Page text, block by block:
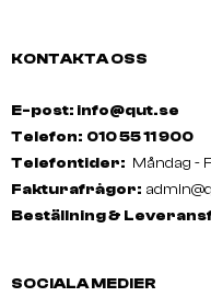
KONTAKTA OSS
E-post: info@qut.se
Telefon: 010 55 11 900
Telefontider: Måndag -
Fakturafrågor:
Beställning &
SOCIALA MEDIER